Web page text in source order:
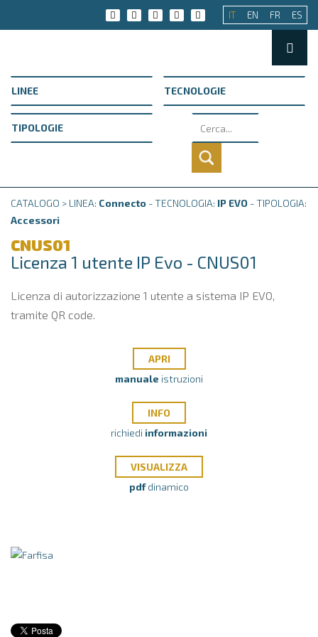
IT EN FR ES
CATALOGO > LINEA: Connecto - TECNOLOGIA: IP EVO - TIPOLOGIA:
Accessori
CNUS01
Licenza 1 utente IP Evo - CNUS01
Licenza di autorizzazione 1 utente a sistema IP EVO,
tramite QR code.
APRI
manuale istruzioni
INFO
richiedi informazioni
VISUALIZZA
pdfdinamico